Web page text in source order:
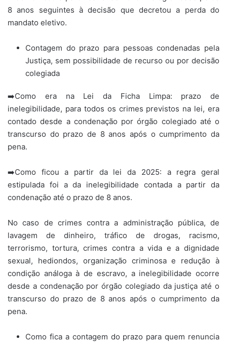
8 anos seguintes à decisão que decretou a perda do
mandato eletivo.
Contagem do prazo para pessoas condenadas pela
Justiça, sem possibilidade de recurso ou por decisão
colegiada
➡️Como era na Lei da Ficha Limpa: prazo de
inelegibilidade, para todos os crimes previstos na lei, era
contado desde a condenação por órgão colegiado até o
transcurso do prazo de 8 anos após o cumprimento da
pena.
➡️Como ficou a partir da lei da 2025: a regra geral
estipulada foi a da inelegibilidade contada a partir da
condenação até o prazo de 8 anos.
No caso de crimes contra a administração pública, de
lavagem de dinheiro, tráfico de drogas, racismo,
terrorismo, tortura, crimes contra a vida e a dignidade
sexual, hediondos, organização criminosa e redução à
condição análoga à de escravo, a inelegibilidade ocorre
desde a condenação por órgão colegiado da justiça até o
transcurso do prazo de 8 anos após o cumprimento da
pena.
Como fica a contagem do prazo para quem renuncia